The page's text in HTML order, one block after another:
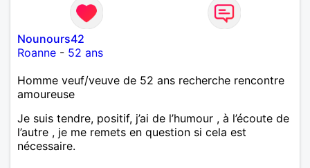
Nounours42
Roanne - 52 ans
Homme veuf/veuve de 52 ans recherche rencontre
amoureuse
Je suis tendre, positif, j’ai de l’humour , à l’écoute de
l’autre , je me remets en question si cela est
nécessaire.